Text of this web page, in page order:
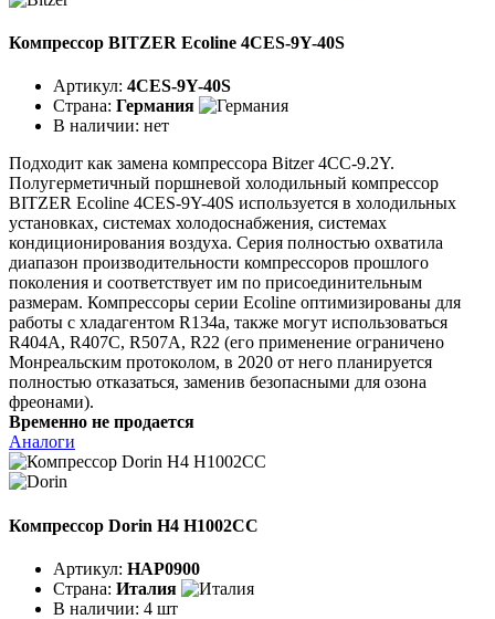
Компрессор BITZER Ecoline 4CES-9Y-40S
Артикул: 4CES-9Y-40S
Страна: Германия
В наличии: нет
Подходит как замена компрессора Bitzer 4CC-9.2Y.
Полугерметичный поршневой холодильный компрессор
BITZER Ecoline 4CES-9Y-40S используется в холодильных
установках, системах холодоснабжения, системах
кондиционирования воздуха. Серия полностью охватила
диапазон производительности компрессоров прошлого
поколения и соответствует им по присоединительным
размерам. Компрессоры серии Ecoline оптимизированы для
работы с хладагентом R134a, также могут использоваться
R404A, R407C, R507A, R22 (его применение ограничено
Монреальским протоколом, в 2020 от него планируется
полностью отказаться, заменив безопасными для озона
фреонами).
Временно не продается
Аналоги
Компрессор Dorin H4 H1002CC
Артикул: HAP0900
Страна: Италия
В наличии: 4 шт